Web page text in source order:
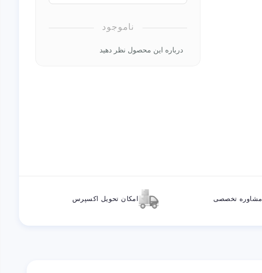
ناموجود
درباره این محصول نظر دهید
مشاوره تخصصی امکان تحویل اکسپرس